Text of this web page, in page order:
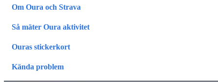
Om Oura och Strava
Så mäter Oura aktivitet
Ouras stickerkort
Kända problem